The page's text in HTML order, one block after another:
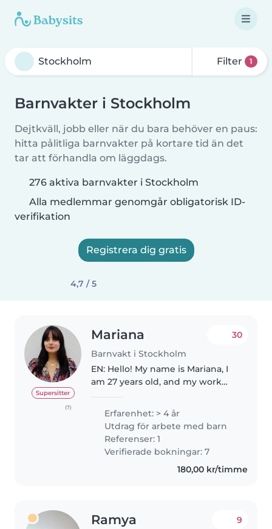
Filter 1
Barnvakter i Stockholm
Dejtkväll, jobb eller när du bara behöver en paus:
hitta pålitliga barnvakter på kortare tid än det
tar att förhandla om läggdags.
276 aktiva barnvakter i Stockholm
Alla medlemmar genomgår obligatorisk ID-
verifikation
Registrera dig gratis
4,7 / 5
Supersitter
(7)
Mariana
Barnvakt i Stockholm
30
EN: Hello! My name is Mariana, I
am 27 years old, and my work
ago as babysitter. I moved to
Sweden this year, to do my
Master degree and as a student..
Erfarenhet: > 4 år
Utdrag för arbete med barn
Referenser: 1
Verifierade bokningar: 7
180,00 kr/timme
Ramya 9